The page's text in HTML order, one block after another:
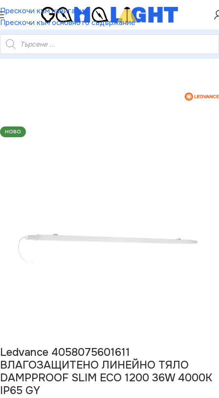
Прескочи към навигация
Прескочи към основното съдържание
НАМАЛЕНИЕ ОТ 5%
ТЯЛО DAMPPROOF SLIM ECO 1200 36W 4000K IP65 GY
НОВО
Ledvance 4058075601611
ВЛАГОЗАЩИТЕНО ЛИНЕЙНО ТЯЛО
DAMPPROOF SLIM ECO 1200 36W 4000K
IP65 GY